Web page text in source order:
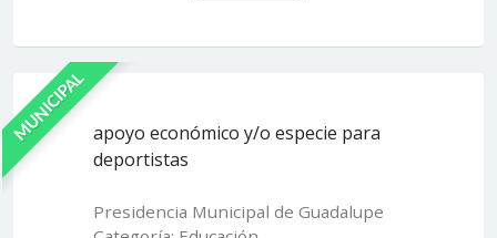
MUNICIPAL apoyo económico y/o especie para
deportistas
Presidencia Municipal de Guadalupe